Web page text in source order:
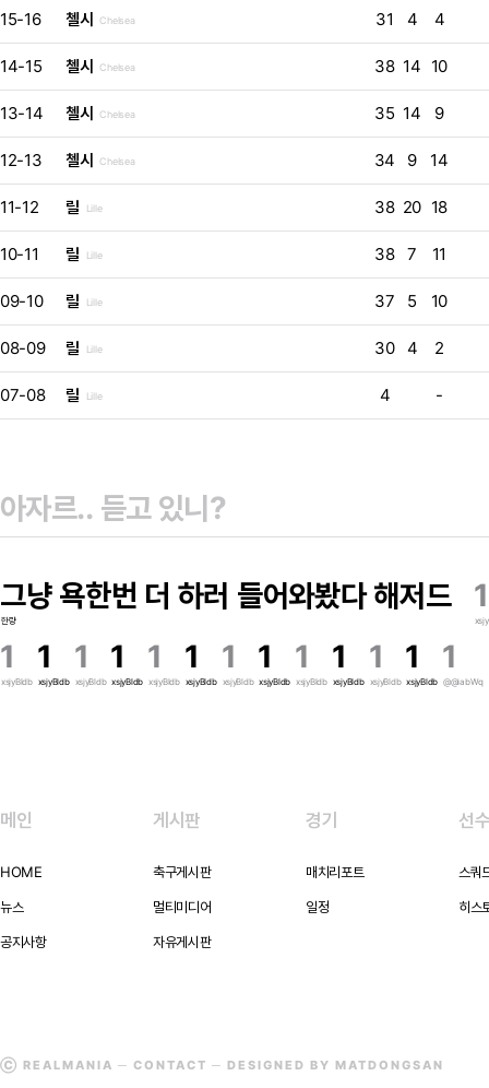
15-16 첼시 Chelsea 31 4 4
14-15 첼시 Chelsea 38 14 10
13-14 첼시 Chelsea 35 14 9
12-13 첼시 Chelsea 34 9 14
11-12 릴 Lille 38 20 18
10-11 릴 Lille 38 7 11
09-10 릴 Lille 37 5 10
08-09 릴 Lille 30 4 2
07-08 릴 Lille 4 -
그냥 욕한번 더 하러 들어와봤다 해저드
한량
1
1
xsjyBldb
1
xsjyBldb
1
xsjyBldb
1
xsjyBldb
1
xsjyBldb
1
xsjyBldb
1
xsjyBldb
1
xsjyBldb
1
xsjyBldb
1
xsjyBldb
1
xsjyBldb
1
xsjyBldb
1
@@iabWq
메인
HOME
뉴스
공지사항
게시판
축구게시판
멀티미디어
자유게시판
경기
매치리포트
일정
선
스쿼
히스
Ⓒ REALMANIA ─ CONTACT ─ DESIGNED BY MATDONGSAN